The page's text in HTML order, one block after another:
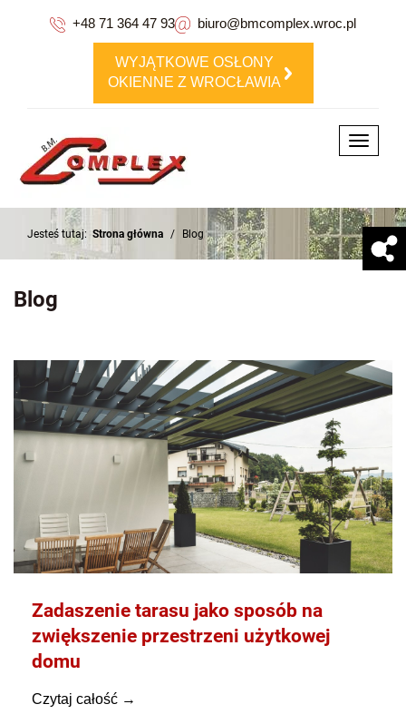
+48 71 364 47 93 biuro@bmcomplex.wroc.pl
WYJĄTKOWE OSŁONY
OKIENNE Z WROCŁAWIA
Toggle
Jesteś tutaj: Strona główna / Blog
Blog
Zadaszenie tarasu jako sposób na
zwiększenie przestrzeni użytkowej
domu